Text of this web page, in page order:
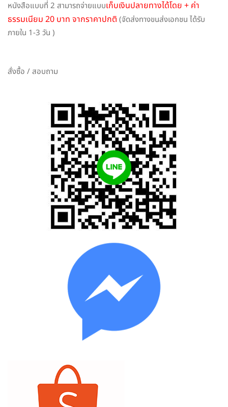
หนังสือแบบที่ 2 สามารถจ่ายแบบเก็บเงินปลายทางได้โดย + ค่า
ธรรมเนียม 20 บาท จากราคาปกติ (จัดส่งทางขนส่งเอกชน ได้รับ
ภายใน 1-3 วัน )
สั่งซื้อ / สอบถาม